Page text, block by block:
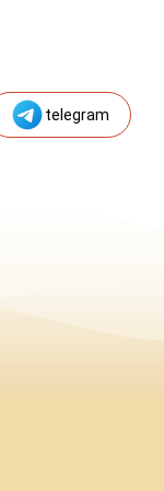
telegram